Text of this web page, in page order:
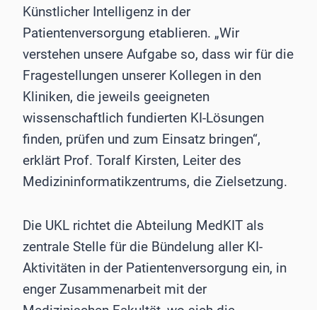
Künstlicher Intelligenz in der
Patientenversorgung etablieren. „Wir
verstehen unsere Aufgabe so, dass wir für die
Fragestellungen unserer Kollegen in den
Kliniken, die jeweils geeigneten
wissenschaftlich fundierten KI-Lösungen
finden, prüfen und zum Einsatz bringen“,
erklärt Prof. Toralf Kirsten, Leiter des
Medizininformatikzentrums, die Zielsetzung.
Die UKL richtet die Abteilung MedKIT als
zentrale Stelle für die Bündelung aller KI-
Aktivitäten in der Patientenversorgung ein, in
enger Zusammenarbeit mit der